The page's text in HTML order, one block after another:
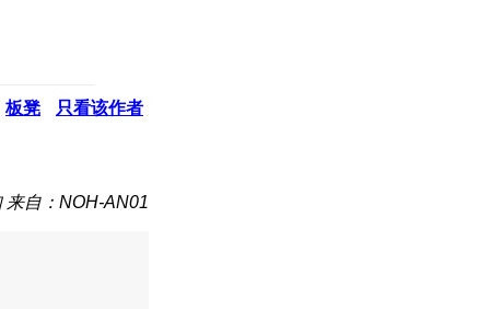
板凳 只看该作者
来自：NOH-AN01